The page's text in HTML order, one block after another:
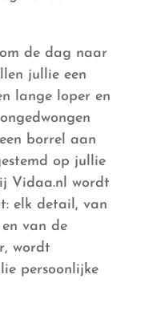
de dag naar
jullie een
lange loper en
borrel aan
op jullie
Vidaa.nl wordt
elk detail, van
van de
wordt
persoonlijke